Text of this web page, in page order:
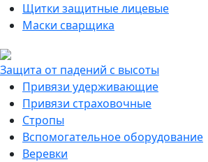
Щитки защитные лицевые
Маски сварщика
Защита от падений с высоты
Привязи удерживающие
Привязи страховочные
Стропы
Вспомогательное оборудование
Веревки